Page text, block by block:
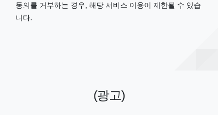
동의를 거부하는 경우, 해당 서비스 이용이 제한될 수 있습
니다.
(광고)